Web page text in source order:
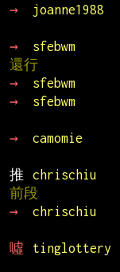
→
joanne1988
→
sfebwm
還行
→
sfebwm
→
sfebwm
→
camomie
推
chrischiu
前段
→
chrischiu
噓
tinglottery